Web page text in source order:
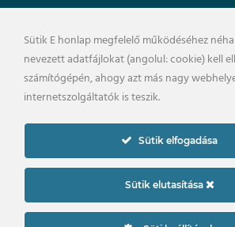
Sütik E honlap megfelelő működéséhez
nevezett adatfájlokat (angolul: cookie) kell
számítógépén, ahogy azt más nagy
internetszolgáltatók is teszik.
Sütik elfogadása
Sütik elutasítása